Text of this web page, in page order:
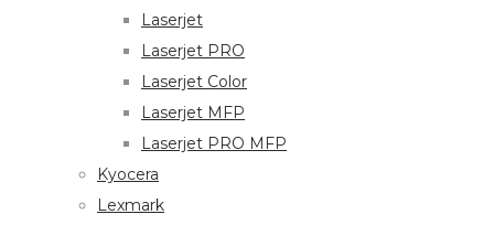
Laserjet
Laserjet PRO
Laserjet Color
Laserjet MFP
Laserjet PRO MFP
Kyocera
Lexmark